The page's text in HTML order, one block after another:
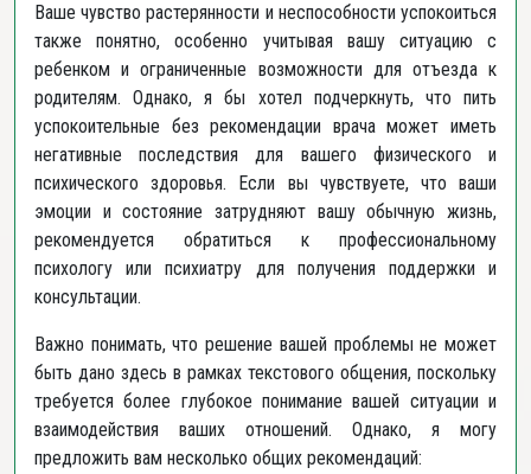
Ваше чувство растерянности и неспособности успокоиться
также понятно, особенно учитывая вашу ситуацию с
ребенком и ограниченные возможности для отъезда к
родителям. Однако, я бы хотел подчеркнуть, что пить
успокоительные без рекомендации врача может иметь
негативные последствия для вашего физического и
психического здоровья. Если вы чувствуете, что ваши
эмоции и состояние затрудняют вашу обычную жизнь,
рекомендуется обратиться к профессиональному
психологу или психиатру для получения поддержки и
консультации.
Важно понимать, что решение вашей проблемы не может
быть дано здесь в рамках текстового общения, поскольку
требуется более глубокое понимание вашей ситуации и
взаимодействия ваших отношений. Однако, я могу
предложить вам несколько общих рекомендаций: